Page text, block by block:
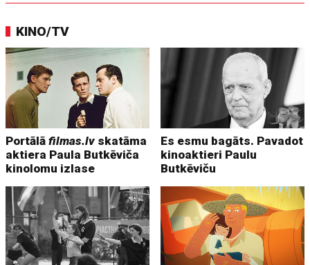
KINO/TV
Portālāfilmas.lv skatāma
aktiera Paula Butkēviča
kinolomu izlase
Es esmu bagāts. Pavadot
kinoaktieri Paulu
Butkēviču